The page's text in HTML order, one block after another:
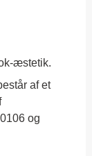
æstetik.
af et
og